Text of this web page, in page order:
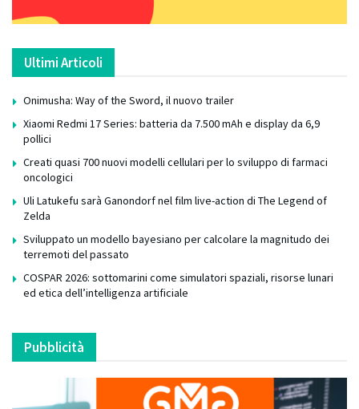
Ultimi Articoli
Onimusha: Way of the Sword, il nuovo trailer
Xiaomi Redmi 17 Series: batteria da 7.500 mAh e display da 6,9
pollici
Creati quasi 700 nuovi modelli cellulari per lo sviluppo di farmaci
oncologici
Uli Latukefu sarà Ganondorf nel film live-action di The Legend of
Zelda
Sviluppato un modello bayesiano per calcolare la magnitudo dei
terremoti del passato
COSPAR 2026: sottomarini come simulatori spaziali, risorse lunari
ed etica dell’intelligenza artificiale
Pubblicità